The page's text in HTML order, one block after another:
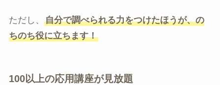
ただし、 自分で調べられる力をつけたほうが、の
ちのち役に立ちます！
100以上の応用講座が見放題